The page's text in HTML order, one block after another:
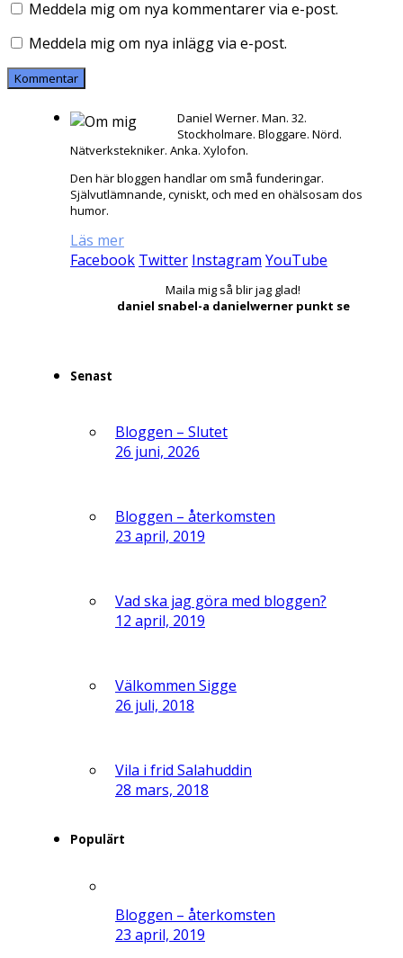
Meddela mig om nya kommentarer via e-post.
Meddela mig om nya inlägg via e-post.
Daniel Werner. Man. 32.
Stockholmare. Bloggare. Nörd.
Nätverkstekniker. Anka. Xylofon.
Den här bloggen handlar om små funderingar.
Självutlämnande, cyniskt, och med en ohälsosam dos
humor.
Läs mer
Facebook Twitter Instagram YouTube
Maila mig så blir jag glad!
daniel snabel-a danielwerner punkt se
Senast
Bloggen – Slutet
26 juni, 2026
Bloggen – återkomsten
23 april, 2019
Vad ska jag göra med bloggen?
12 april, 2019
Välkommen Sigge
26 juli, 2018
Vila i frid Salahuddin
28 mars, 2018
Populärt
Bloggen – återkomsten
23 april, 2019